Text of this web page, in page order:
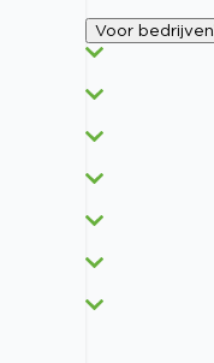
Voor bedrijven